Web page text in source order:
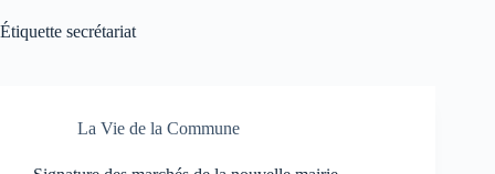
Étiquette secrétariat
La Vie de la Commune